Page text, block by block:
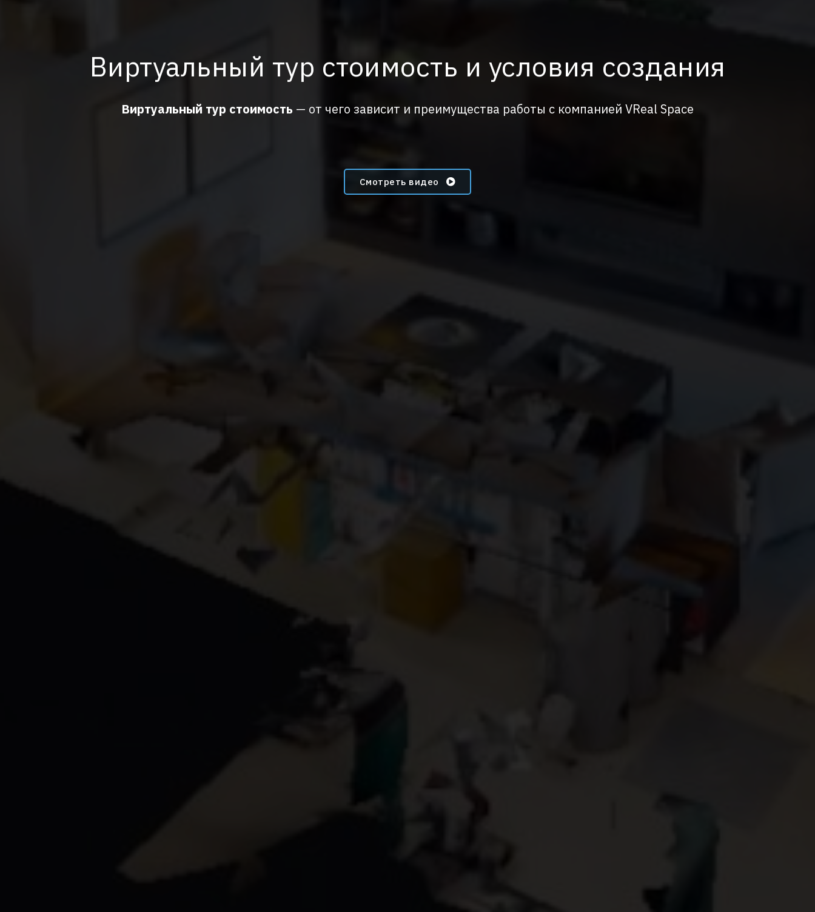
Виртуальный тур стоимость и условия создания
Виртуальный тур стоимость — от чего зависит и преимущества работы с компанией VReal Space
Смотреть видео